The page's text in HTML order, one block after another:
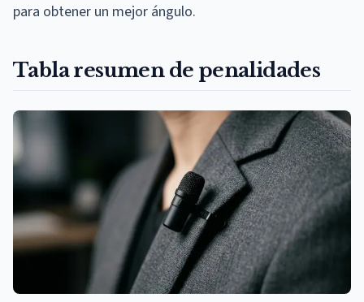
para obtener un mejor ángulo.
Tabla resumen de penalidades